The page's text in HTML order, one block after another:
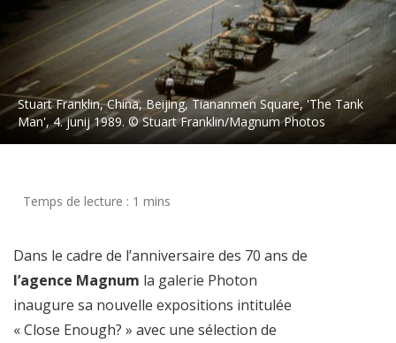
Stuart Franklin, China, Beijing, Tiananmen Square, 'The Tank
Man', 4. junij 1989. © Stuart Franklin/Magnum Photos
Dans le cadre de l’anniversaire des 70 ans de
l’agence Magnum la galerie Photon
inaugure sa nouvelle expositions intitulée
« Close Enough? » avec une sélection de